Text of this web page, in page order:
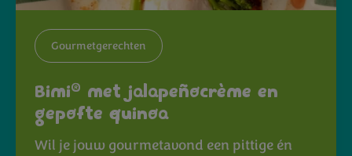
Gourmetgerechten
Bimi® met jalapeñocrème en
gepofte quinoa
Wil je jouw gourmetavond een pittige én